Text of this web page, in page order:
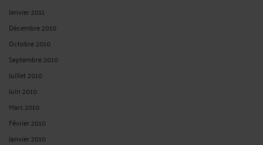
Janvier 2011
Décembre 2010
Octobre 2010
Septembre 2010
Juillet 2010
Juin 2010
Mars 2010
Février 2010
Janvier 2010